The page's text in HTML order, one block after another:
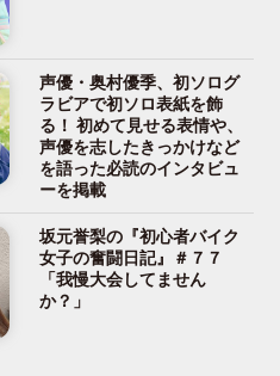
声優・奥村優季、初ソログ
ラビアで初ソロ表紙を飾
る！ 初めて見せる表情や、
声優を志したきっかけなど
を語った必読のインタビュ
ーを掲載
坂元誉梨の『初心者バイク
女子の奮闘日記』＃７７
「我慢大会してません
か？」